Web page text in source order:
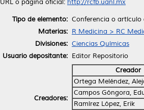
URL o página oficial: http://rcfb.uanl.mx
Tipo de elemento: Conferencia o artículo
Materias: R Medicina > RC
Divisiones: Ciencias Químicas
Usuario depositante: Editor Repositorio
Creadores:
Creador
Ortega Meléndez,
Campos Góngora,
Ramírez López, Erik